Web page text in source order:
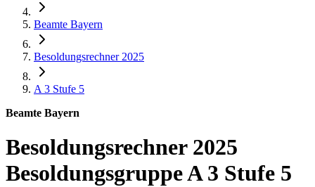
Beamte Bayern
Besoldungsrechner 2025
A 3 Stufe 5
Beamte Bayern
Besoldungsrechner 2025
Besoldungsgruppe A 3 Stufe 5